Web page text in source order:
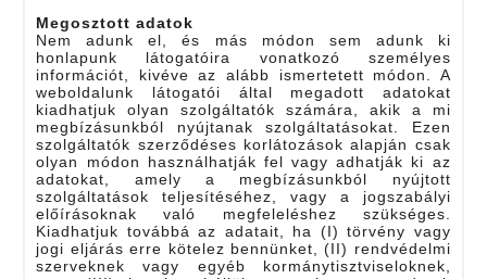
Megosztott adatok
Nem adunk el, és más módon sem adunk ki
honlapunk látogatóira vonatkozó személyes
információt, kivéve az alább ismertetett módon. A
weboldalunk látogatói által megadott adatokat
kiadhatjuk olyan szolgáltatók számára, akik a mi
megbízásunkból nyújtanak szolgáltatásokat. Ezen
szolgáltatók szerződéses korlátozások alapján csak
olyan módon használhatják fel vagy adhatják ki az
adatokat, amely a megbízásunkból nyújtott
szolgáltatások teljesítéséhez, vagy a jogszabályi
előírásoknak való megfeleléshez szükséges.
Kiadhatjuk továbbá az adatait, ha (I) törvény vagy
jogi eljárás erre kötelez bennünket, (II) rendvédelmi
szerveknek vagy egyéb kormánytisztviseloknek,